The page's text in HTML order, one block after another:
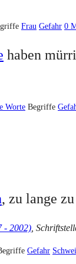
Frau Gefahr 0
haben
Worte Begriffe
, zu lange zu
- 2002) ,
Gefahr